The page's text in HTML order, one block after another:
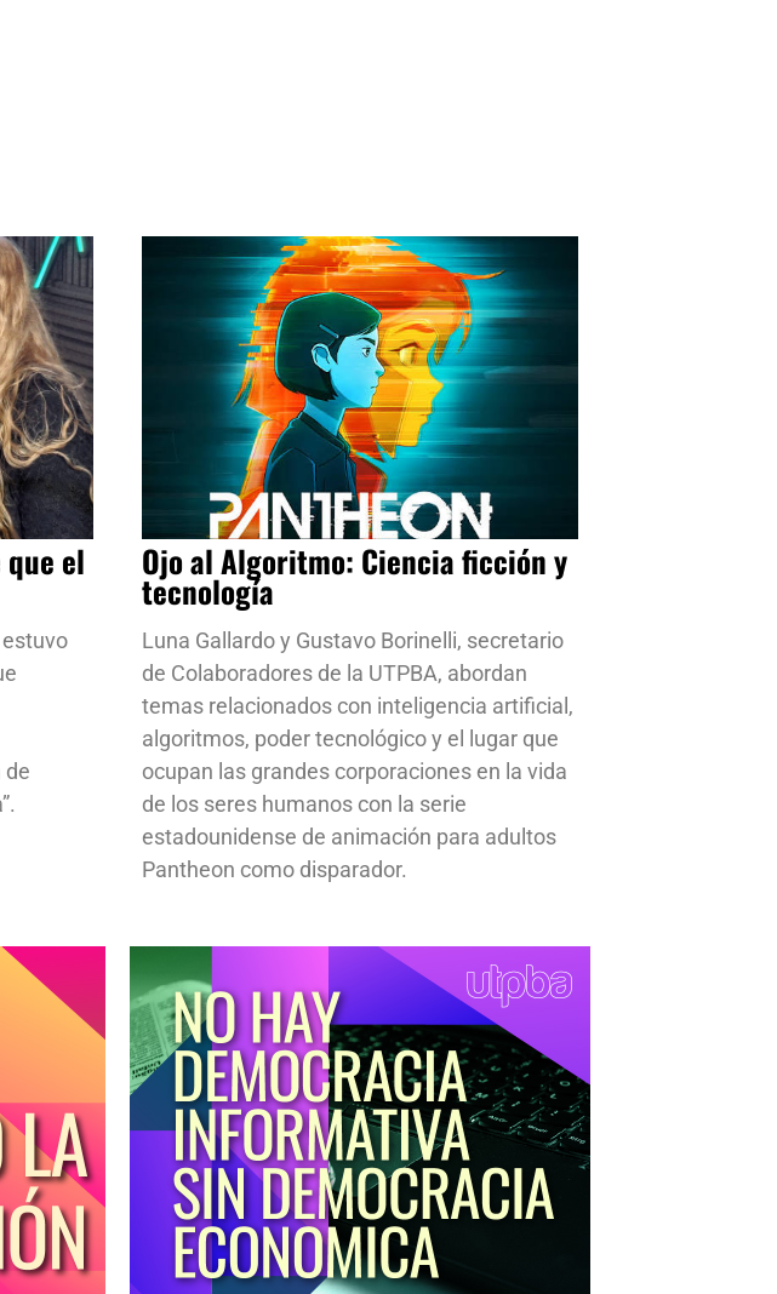
el
de
Ojo al Algoritmo: Ciencia ficción y
tecnología
Luna Gallardo y Gustavo Borinelli, secretario
de Colaboradores de la UTPBA, abordan
temas relacionados con inteligencia artificial,
algoritmos, poder tecnológico y el lugar que
ocupan las grandes corporaciones en la vida
de los seres humanos con la serie
estadounidense de animación para adultos
Pantheon como disparador.